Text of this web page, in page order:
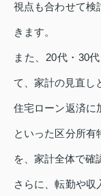
視点も合わせて検
きます。
また、20代・30
て、家計の見直し
住宅ローン返済に
といった区分所有
を、家計全体で確
さらに、転勤や収